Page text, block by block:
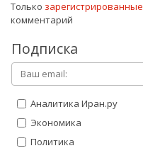
Только зарегистрированные
комментарий
Подписка
Аналитика Иран.ру
Экономика
Политика